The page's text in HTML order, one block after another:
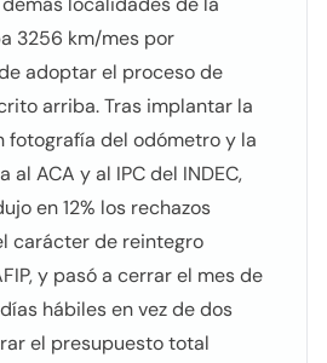
3256 km/mes por
adoptar el proceso de
arriba. Tras implantar la
fotografía del odómetro y la
ACA y al IPC del INDEC,
en 12% los rechazos
carácter de reintegro
y pasó a cerrar el mes de
hábiles en vez de dos
el presupuesto total